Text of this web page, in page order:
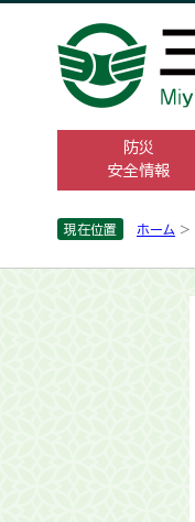
防災
安全情報
現在位置 ホーム >